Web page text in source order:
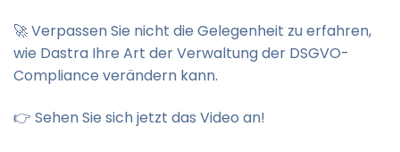
🚀 Verpassen Sie nicht die Gelegenheit zu erfahren,
wie Dastra Ihre Art der Verwaltung der DSGVO-
Compliance verändern kann.
👉 Sehen Sie sich jetzt das Video an!